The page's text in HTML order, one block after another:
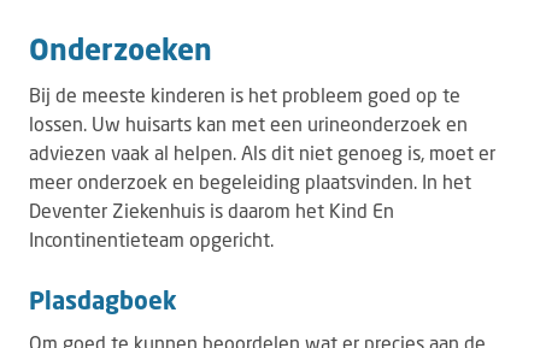
Onderzoeken
Bij de meeste kinderen is het probleem goed op te
lossen. Uw huisarts kan met een urineonderzoek en
adviezen vaak al helpen. Als dit niet genoeg is, moet er
meer onderzoek en begeleiding plaatsvinden. In het
Deventer Ziekenhuis is daarom het Kind En
Incontinentieteam opgericht.
Plasdagboek
Om goed te kunnen beoordelen wat er precies aan de